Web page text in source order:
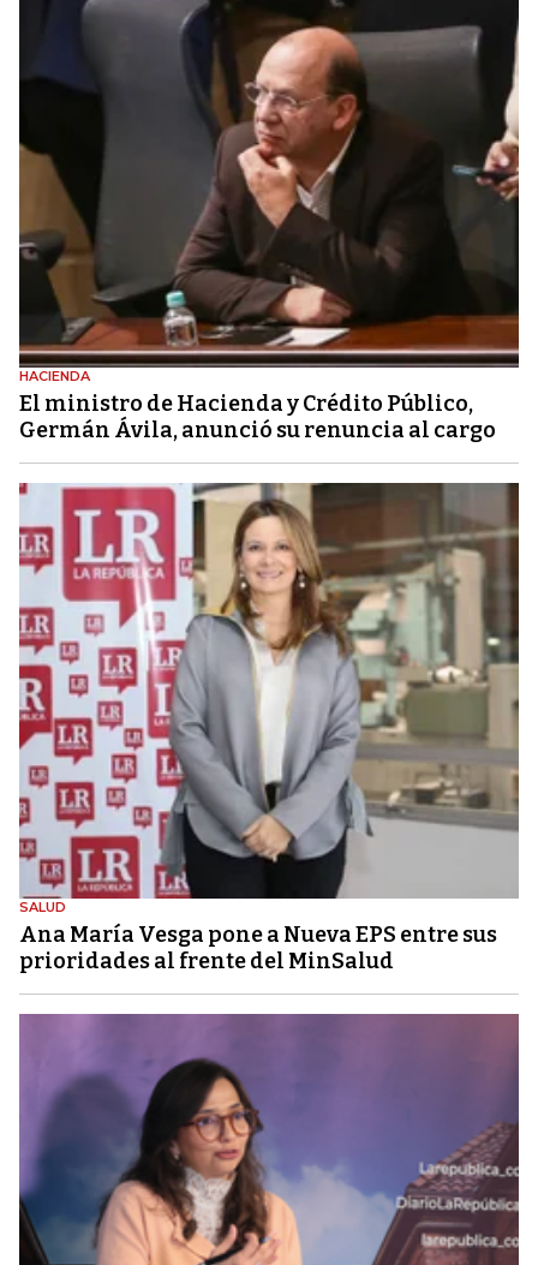
HACIENDA
El ministro de Hacienda y Crédito Público,
Germán Ávila, anunció su renuncia al cargo
SALUD
Ana María Vesga pone a Nueva EPS entre sus
prioridades al frente del MinSalud